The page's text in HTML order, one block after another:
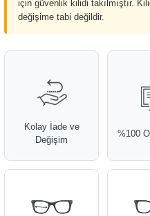
için güvenlik kilidi takılmıştır.
değişime tabi değildir.
Kolay İade ve
Değişim
%100